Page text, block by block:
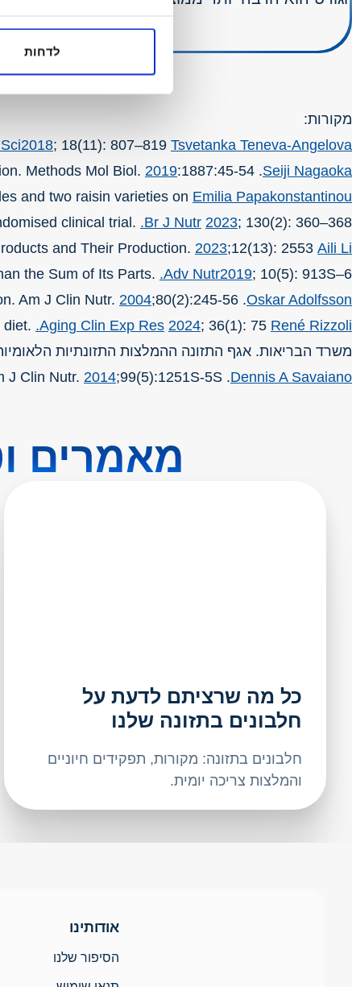
לדחות
מקורות:
Tsvetanka Teneva‐Angelova
2018; 18(11): 807–819.
Seiji Nagaoka
. Yogurt Production. Methods Mol Biol.
2019:1887:45-54.
Emilia Papakonstantinou
and two raisin varieties on
clinical trial. Br J Nutr. 2023; 130(2): 360–368
Aili Li
2023;12(13): 2553
the Sum of Its Parts. Adv Nutr.2019; 10(5): 913S–6
Oskar Adolfsson
. Yogurt and gut function. Am J Clin Nutr.
2004;80(2):245-56
René Rizzoli
Aging Clin Exp Res. 2024; 36(1): 75
משרד הבריאות. אגף התזונה ההמלצות התזונתיות
Dennis A Savaiano
. Lactose digestion from yogurt: mechanism and relevance. Am J Clin Nutr.
2014;99(5):1251S-5S
מאמרים
כל מה שרציתם לדעת על
חלבונים בתזונה שלנו
חלבונים בתזונה: מקורות, תפקידים חיוניים
והמלצות צריכה יומית.
אודותינו
הסיפור שלנו